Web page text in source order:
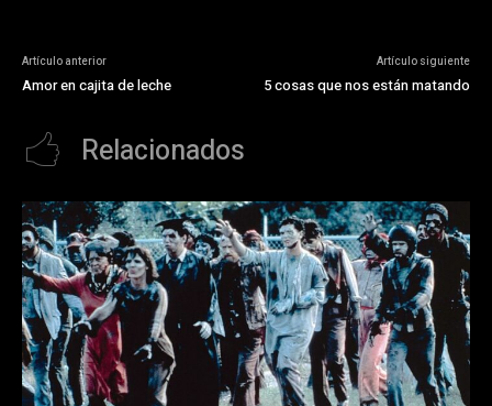
Artículo anterior
Amor en cajita de leche
Artículo siguiente
5 cosas que nos están matando
Relacionados